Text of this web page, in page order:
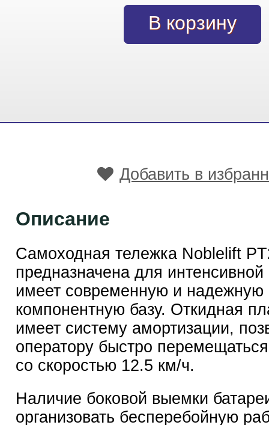
Добавить в
Описание
Самоходная тележка Noblelift
предназначена для
имеет современную и надежную
компонентную базу. Откидная
имеет систему амортизации,
оператору быстро
со скоростью 12.5 км/ч.
Наличие боковой выемки
организовать бесперебойную